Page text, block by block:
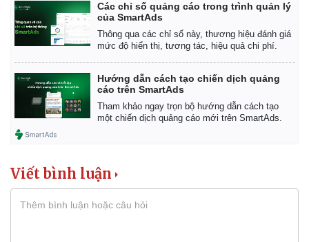
Các chỉ số quảng cáo trong trình quản lý
của SmartAds
Thông qua các chỉ số này, thương hiệu đánh giá
mức độ hiển thị, tương tác, hiệu quả chi phí.
Hướng dẫn cách tạo chiến dịch quảng
cáo trên SmartAds
Tham khảo ngay trọn bộ hướng dẫn cách tạo
một chiến dịch quảng cáo mới trên SmartAds.
Viết bình luận